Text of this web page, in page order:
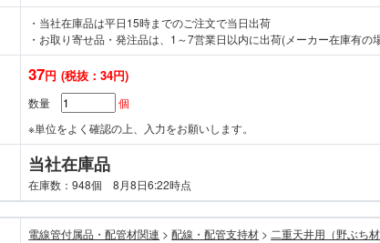
・当社在庫品は平日15時までのご注文で当日出荷
・お取り寄せ品・発注品は、1～7営業日以内に出荷(メーカー在庫有の
37円 (税抜：34円)
数量
個
※単位をよく確認の上、入力をお願いします。
当社在庫品
在庫数：948個 8月8日6:22時点
電線管付属品・配管材関連 > 配線・配管支持材 > 二重天井用（野ぶち